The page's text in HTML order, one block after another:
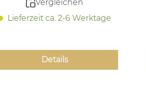
Vergleichen
Lieferzeit ca. 2-6 Werktage
Details